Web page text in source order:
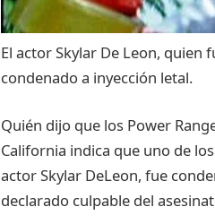
El actorSkylar De Leon, quien
condenadoa inyección letal.
Quién dijo que los Power
California indica que uno de
actorSkylar DeLeon, fue
declarado culpable del